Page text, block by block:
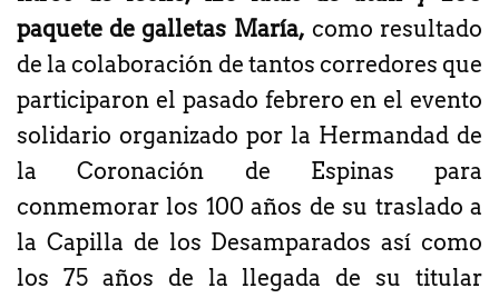
paquete de galletas María, como resultado
de la colaboración de tantos corredores que
participaron el pasado febrero en el evento
solidario organizado por la Hermandad de
la Coronación de Espinas para
conmemorar los 100 años de su traslado a
la Capilla de los Desamparados así como
los 75 años de la llegada de su titular